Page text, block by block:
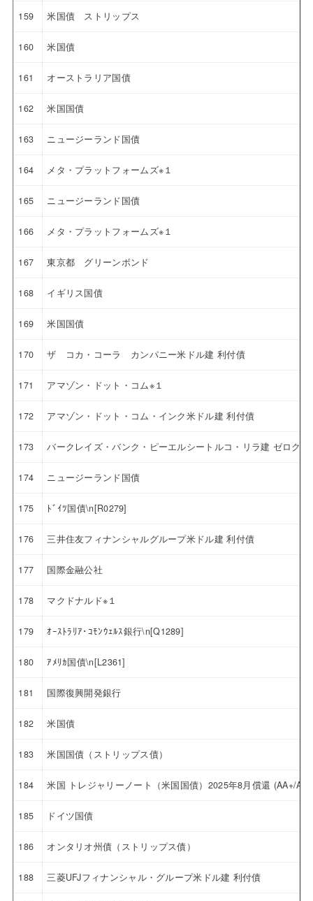
159 米国債 ストリップス
160 米国債
161 オーストラリア国債
162 米国国債
163 ニュージーランド国債
164 メタ・プラットフォームズ※１
165 ニュージーランド国債
166 メタ・プラットフォームズ※１
167 東京都 グリーンボンド
168 イギリス国債
169 米国国債
170 ザ コカ・コーラ カンパニー米ドル建 利付債
171 アマゾン・ドット・コム※１
172 アマゾン・ドット・コム・インク米ドル建 利付債
173 バークレイズ・バンク・ピーエルシートルコ・リラ建 ゼロクー
174 ニュージーランド国債
175 ﾄﾞｲﾂ国債\n[R0279]
176 三井住友フィナンシャルグループ米ドル建 利付債
177 国際金融公社
178 マクドナルド※１
179 ｵｰｽﾄﾗﾘｱ･ｺﾓﾝｳｪﾙｽ銀行\n[Q1289]
180 ｱﾒﾘｶ国債\n[L2361]
181 国際復興開発銀行
182 米国債
183 米国国債（ストリップス債）
184 米国 トレジャリーノート（米国国債）2025年8月償還 (AA+/
185 ドイツ国債
186 オンタリオ州債（ストリップス債）
188 三菱UFJフィナンシャル・グループ米ドル建 利付債